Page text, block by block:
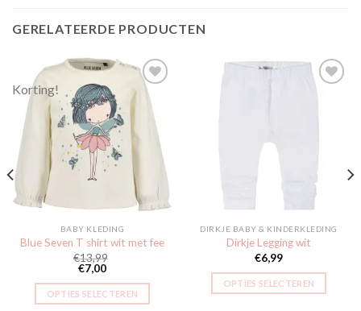
GERELATEERDE PRODUCTEN
Korting!
Toevoegen
aan
verlanglijst
BABY KLEDING
Blue Seven T shirt wit met fee
€13,99
€7,00
OPTIES SELECTEREN
DIRKJE BABY & KINDERKLEDING
Dirkje Legging wit
€6,99
OPTIES SELECTEREN